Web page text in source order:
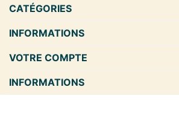
CATÉGORIES
INFORMATIONS
VOTRE COMPTE
INFORMATIONS